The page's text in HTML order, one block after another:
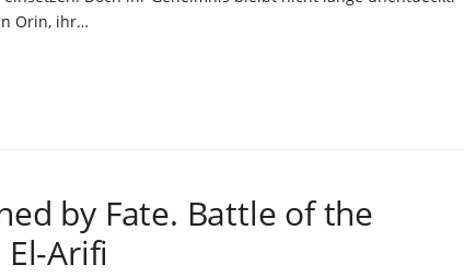
Orin, ihr…
by Fate. Battle of the
Arifi